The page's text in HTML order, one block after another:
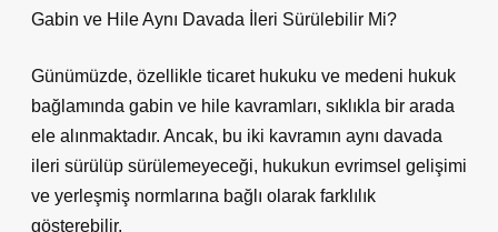
Gabin ve Hile Aynı Davada İleri Sürülebilir Mi?
Günümüzde, özellikle ticaret hukuku ve medeni hukuk
bağlamında gabin ve hile kavramları, sıklıkla bir arada
ele alınmaktadır. Ancak, bu iki kavramın aynı davada
ileri sürülüp sürülemeyeceği, hukukun evrimsel gelişimi
ve yerleşmiş normlarına bağlı olarak farklılık
gösterebilir.